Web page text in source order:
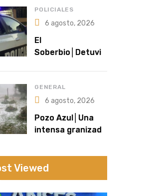
prioritaria”
POLICIALES
6 agosto, 2026
El
Soberbio│Detuvie
de intentar
abusar de una
GENERAL
6 agosto, 2026
Pozo Azul│Una
intensa granizada
cubrió de blanco
Viewed